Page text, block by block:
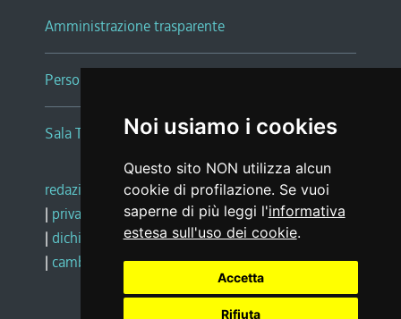
Noi usiamo i cookies
Questo sito NON utilizza alcun
cookie di profilazione. Se vuoi
saperne di più leggi l'informativa
estesa sull'uso dei cookie.
Accetta
Rifiuta
Amministrazione trasparente
Persone e Uffici
Sala Tiziano Tessitori
redazione web |note legali |glossario
| privacy
social media policy
| dichiarazione di accessibilità |feedback
| cambio preferenze cookie